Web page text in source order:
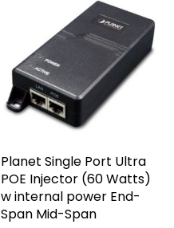
Planet Single Port Ultra
POE Injector (60 Watts)
w internal power End-
Span Mid-Span